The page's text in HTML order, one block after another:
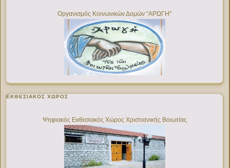
Οργανισμός Κοινωνικών Δομών "ΑΡΩΓΗ"
ΕΚΘΕΣΙΑΚΌΣ ΧΏΡΟΣ
Ψηφιακός Εκθεσιακός Χώρος Χριστιανικής Βοιωτίας